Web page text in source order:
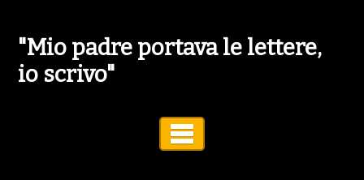
"Mio padre portava le lettere,
io scrivo"